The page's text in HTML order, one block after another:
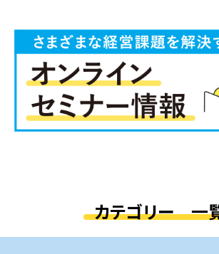
カテゴリー 一